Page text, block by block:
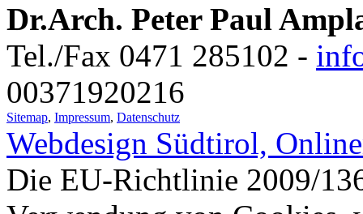
Dr.Arch. Peter Paul
Tel./Fax 0471 285102 -
00371920216
Sitemap, Impressum, Datenschutz
Webdesign Südtirol,
Die EU-Richtlinie 2009/